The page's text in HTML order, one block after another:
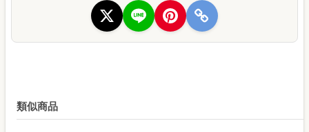
類似商品